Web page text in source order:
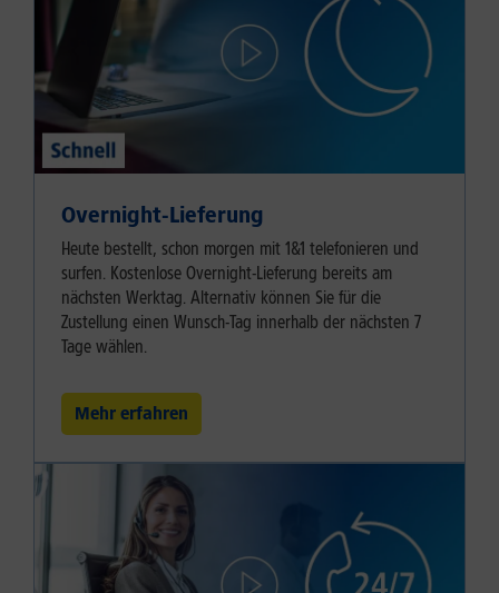
Overnight-Lieferung
Heute bestellt, schon morgen mit 1&1 telefonieren und
surfen. Kostenlose Overnight-Lieferung bereits am
nächsten Werktag. Alternativ können Sie für die
Zustellung einen Wunsch-Tag innerhalb der nächsten 7
Tage wählen.
Mehr erfahren